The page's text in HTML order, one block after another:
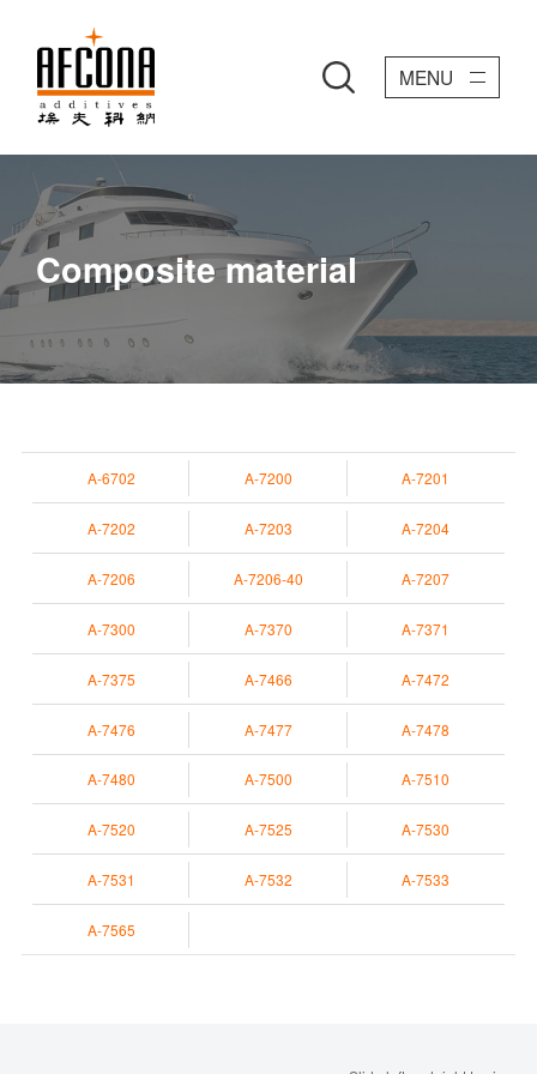
MENU
Composite material
A-6702 A-7200 A-7201
A-7202 A-7203 A-7204
A-7206 A-7206-40 A-7207
A-7300 A-7370 A-7371
A-7375 A-7466 A-7472
A-7476 A-7477 A-7478
A-7480 A-7500 A-7510
A-7520 A-7525 A-7530
A-7531 A-7532 A-7533
A-7565